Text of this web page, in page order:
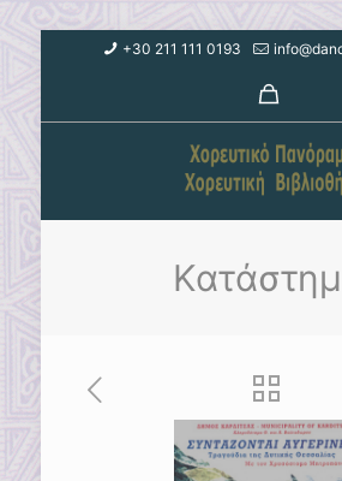
+30 211 111 0193